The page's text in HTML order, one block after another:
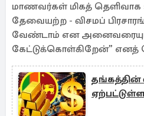
மாணவர்கள் மிகத்
தேவையற்ற - விசமப்
வேண்டாம் என
கேட்டுக்கொள்கிறேன்” எனத்
தங்கத்தின்
ஏற்பட்டுள்ள